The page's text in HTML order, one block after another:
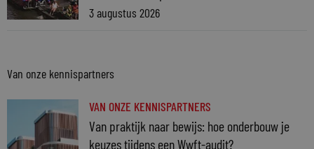
3 augustus 2026
Van onze kennispartners
VAN ONZE KENNISPARTNERS
Van praktijk naar bewijs: hoe onderbouw je
keuzes tijdens een Wwft-audit?